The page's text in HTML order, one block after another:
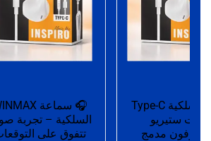
سماعة سلكية Type-C
ستيريو
مدمج
🎧 سماعة WINMAX
السلكية – تجربة صوت
تتفوق على التوقعات